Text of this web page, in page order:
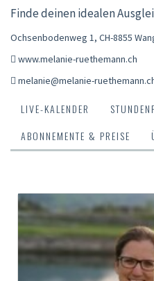
Finde deinen idealen
Ochsenbodenweg 1, CH-8855
www.melanie-ruethemann.ch
melanie@melanie-
LIVE-KALENDER
ABONNEMENTE & PREISE